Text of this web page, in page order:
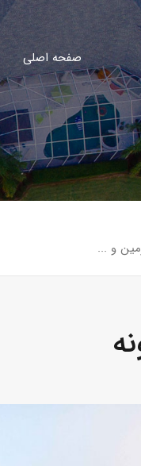
صفحه اصلی